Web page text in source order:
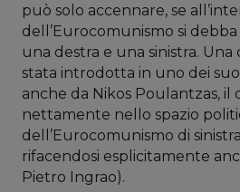
può solo accennare, se
dell’Eurocomunismo si
una destra e una sinistra. Una
stata introdotta in uno dei
anche da Nikos Poulantzas, il
nettamente nello spazio
dell’Eurocomunismo di
rifacendosi esplicitamente
Pietro Ingrao).